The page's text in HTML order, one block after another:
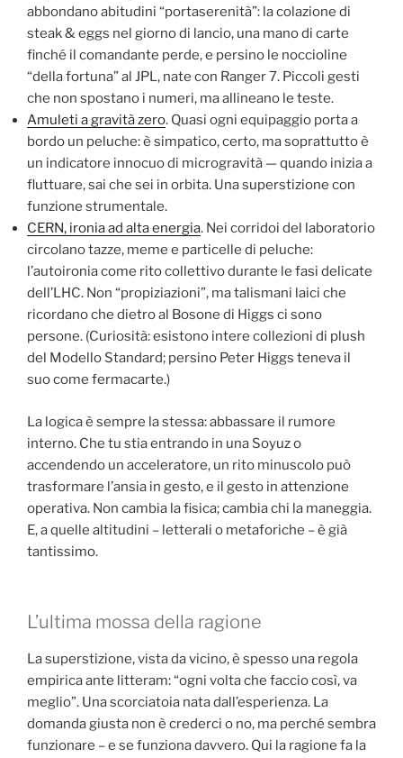
abbondano abitudini “portaserenità”: la colazione di
steak & eggs nel giorno di lancio, una mano di carte
finché il comandante perde, e persino le noccioline
“della fortuna” al JPL, nate con Ranger 7. Piccoli gesti
che non spostano i numeri, ma allineano le teste.
Amuleti a gravità zero. Quasi ogni equipaggio porta a
bordo un peluche: è simpatico, certo, ma soprattutto è
un indicatore innocuo di microgravità — quando inizia a
fluttuare, sai che sei in orbita. Una superstizione con
funzione strumentale.
CERN, ironia ad alta energia. Nei corridoi del laboratorio
circolano tazze, meme e particelle di peluche:
l’autoironia come rito collettivo durante le fasi delicate
dell’LHC. Non “propiziazioni”, ma talismani laici che
ricordano che dietro al Bosone di Higgs ci sono
persone. (Curiosità: esistono intere collezioni di plush
del Modello Standard; persino Peter Higgs teneva il
suo come fermacarte.)
La logica è sempre la stessa: abbassare il rumore
interno. Che tu stia entrando in una Soyuz o
accendendo un acceleratore, un rito minuscolo può
trasformare l’ansia in gesto, e il gesto in attenzione
operativa. Non cambia la fisica; cambia chi la maneggia.
E, a quelle altitudini – letterali o metaforiche – è già
tantissimo.
L’ultima mossa della ragione
La superstizione, vista da vicino, è spesso una regola
empirica ante litteram: “ogni volta che faccio così, va
meglio”. Una scorciatoia nata dall’esperienza. La
domanda giusta non è crederci o no, ma perché sembra
funzionare – e se funziona davvero. Qui la ragione fa la